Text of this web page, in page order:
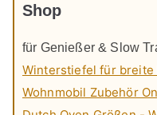
Shop
für Genießer & Slow
Winterstiefel für breite
Wohnmobil Zubehör